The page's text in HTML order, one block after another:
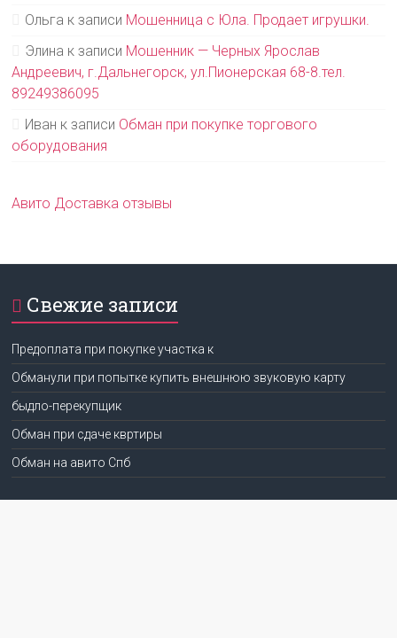
Ольга к записи Мошенница с Юла. Продает игрушки.
Элина к записи Мошенник — Черных Ярослав
Андреевич, г.Дальнегорск, ул.Пионерская 68-8.тел.
89249386095
Иван к записи Обман при покупке торгового
оборудования
Авито Доставка отзывы
Свежие записи
Предоплата при покупке участка к
Обманули при попытке купить внешнюю звуковую карту
быдло-перекупщик
Обман при сдаче квртиры
Обман на авито Спб